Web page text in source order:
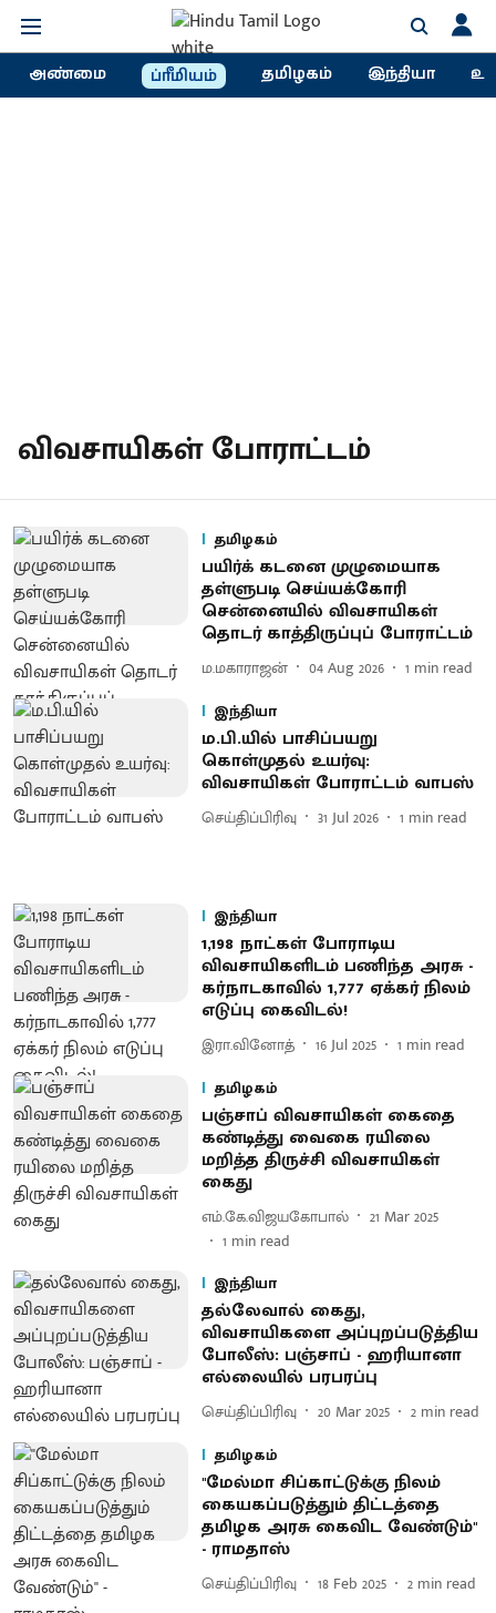
அண்மை ப்ரீமியம் தமிழகம் இந்தியா
விவசாயிகள் போராட்டம்
தமிழகம்
பயிர்க் கடனை முழுமையாக
தள்ளுபடி செய்யக்கோரி
சென்னையில் விவசாயிகள்
தொடர் காத்திருப்புப் போராட்டம்
ம.மகாராஜன் 04 Aug 2026 1 min read
இந்தியா
ம.பி.யில் பாசிப்பயறு
கொள்முதல் உயர்வு:
விவசாயிகள் போராட்டம் வாபஸ்
செய்திப்பிரிவு 31 Jul 2026 1 min read
இந்தியா
1,198 நாட்கள் போராடிய
விவசாயிகளிடம் பணிந்த அரசு -
கர்நாடகாவில் 1,777 ஏக்கர் நிலம்
எடுப்பு கைவிடல்!
இரா.வினோத் 16 Jul 2025 1 min read
தமிழகம்
பஞ்சாப் விவசாயிகள் கைதை
கண்டித்து வைகை ரயிலை
மறித்த திருச்சி விவசாயிகள்
கைது
எம்.கே.விஜயகோபால்
21 Mar 2025
1 min read
இந்தியா
தல்லேவால் கைது,
விவசாயிகளை அப்புறப்படுத்திய
போலீஸ்: பஞ்சாப் - ஹரியானா
எல்லையில் பரபரப்பு
செய்திப்பிரிவு 20 Mar 2025 2 min read
தமிழகம்
''மேல்மா சிப்காட்டுக்கு நிலம்
கையகப்படுத்தும் திட்டத்தை
தமிழக அரசு கைவிட வேண்டும்''
- ராமதாஸ்
செய்திப்பிரிவு 18 Feb 2025 2 min read